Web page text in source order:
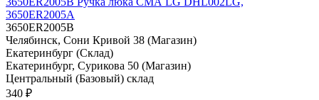
3650ER2005A
3650ER2005B
Челябинск, Сони Кривой 38 (Магазин)
Екатеринбург (Склад)
Екатеринбург, Сурикова 50 (Магазин)
Центральный (Базовый) склад
340 ₽